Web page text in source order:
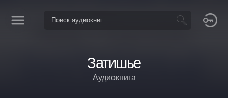
Затишье
Аудиокнига